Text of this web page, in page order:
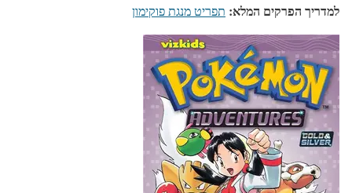
למדריך הפרקים המלא: תפריט מנגת פוקימון